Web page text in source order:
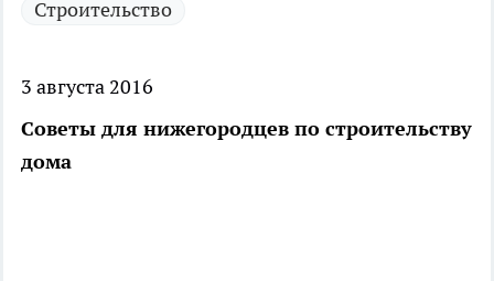
Строительство
3 августа 2016
Советы для нижегородцев по строительству
дома